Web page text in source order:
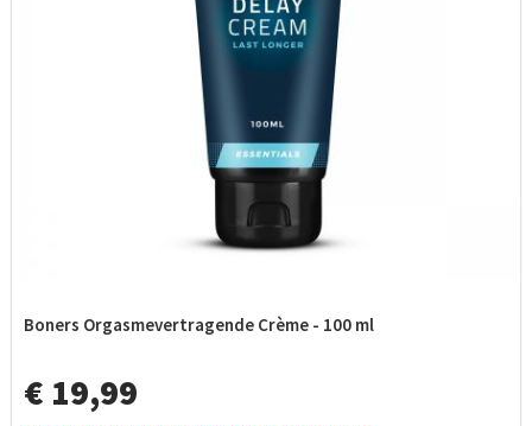
Boners Orgasmevertragende Crème - 100 ml
€ 19,99